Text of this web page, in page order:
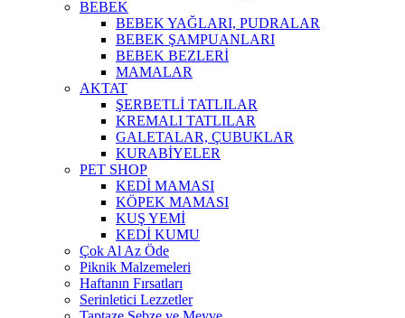
BEBEK
BEBEK YAĞLARI, PUDRALAR
BEBEK ŞAMPUANLARI
BEBEK BEZLERİ
MAMALAR
AKTAT
ŞERBETLİ TATLILAR
KREMALI TATLILAR
GALETALAR, ÇUBUKLAR
KURABİYELER
PET SHOP
KEDİ MAMASI
KÖPEK MAMASI
KUŞ YEMİ
KEDİ KUMU
Çok Al Az Öde
Piknik Malzemeleri
Haftanın Fırsatları
Serinletici Lezzetler